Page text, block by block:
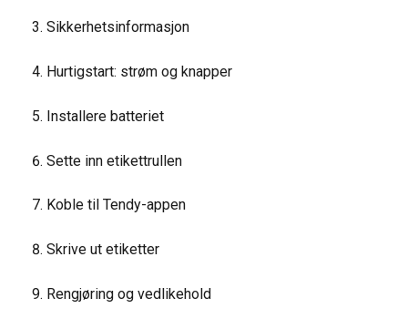
Sikkerhetsinformasjon
Hurtigstart: strøm og knapper
Installere batteriet
Sette inn etikettrullen
Koble til Tendy-appen
Skrive ut etiketter
Rengjøring og vedlikehold